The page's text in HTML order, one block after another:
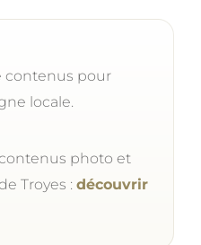
contenus pour
locale.
photo et
Troyes : découvrir